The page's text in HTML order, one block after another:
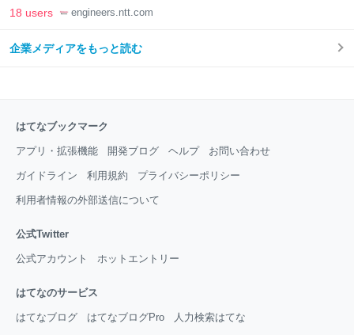
Engineers' Blog
18 users engineers.ntt.com
企業メディアをもっと読む
はてなブックマーク
アプリ・拡張機能 開発ブログ ヘルプ お問い合わせ
ガイドライン 利用規約 プライバシーポリシー
利用者情報の外部送信について
公式Twitter
公式アカウント ホットエントリー
はてなのサービス
はてなブログ はてなブログPro 人力検索はてな